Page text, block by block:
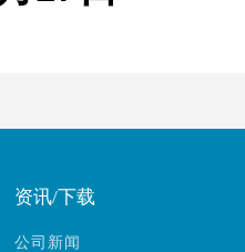
资讯/下载
公司新闻